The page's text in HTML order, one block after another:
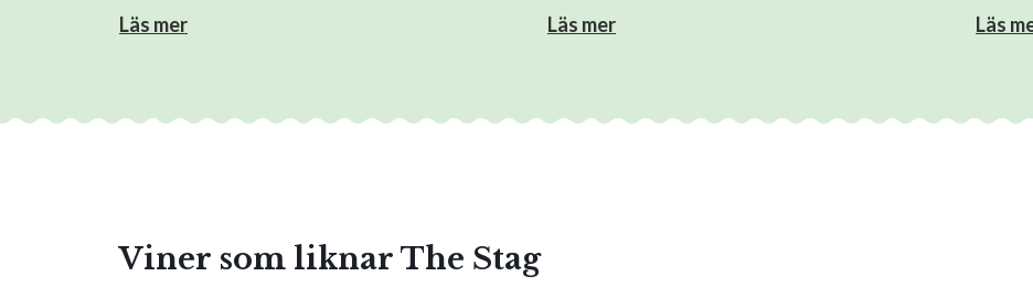
Läs mer
Läs mer
Läs
Viner som liknar The Stag